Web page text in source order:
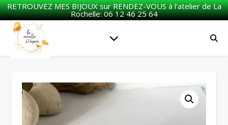
RETROUVEZ MES BIJOUX sur RENDEZ-VOUS à l'atelier de La
Rochelle: 06 12 46 25 64